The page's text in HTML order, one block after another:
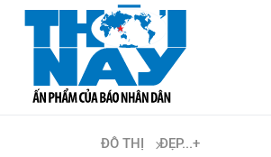
ĐÔ THỊ ĐẸP...+